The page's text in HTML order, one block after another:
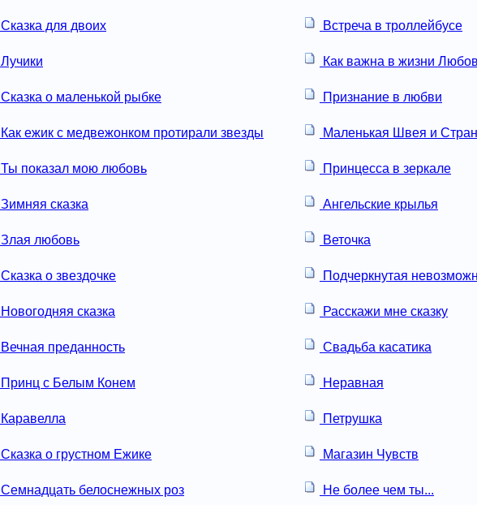
Сказка для двоих Встреча в троллейбусе
Лучики Как важна в жизни
Сказка о маленькой рыбке Признание в любви
Как ежик с медвежонком протирали звезды Маленькая Швея и
Ты показал мою любовь Принцесса в зеркале
Зимняя сказка Ангельские крылья
Злая любовь Веточка
Сказка о звездочке Подчеркнутая
Новогодняя сказка Расскажи мне сказку
Вечная преданность Свадьба касатика
Принц с Белым Конем Неравная
Каравелла Петрушка
Сказка о грустном Ежике Магазин Чувств
Семнадцать белоснежных роз Не более чем ты...